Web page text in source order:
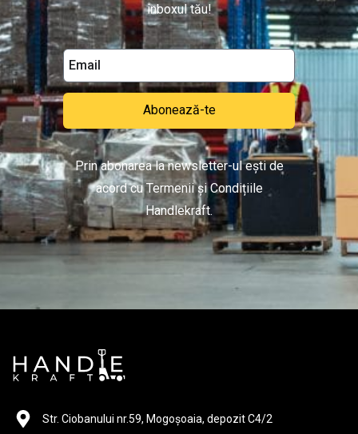
inboxul tău!
Abonează-te
Prin abonarea la newsletter-ul ești de
acord cu Termenii și Condițiile
Handlekraft.
Str. Ciobanului nr.59, Mogoșoaia, depozit C4/2